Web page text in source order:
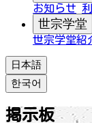
お知らせ
世宗学堂
世宗学堂紹
日本語
한국어
掲示板